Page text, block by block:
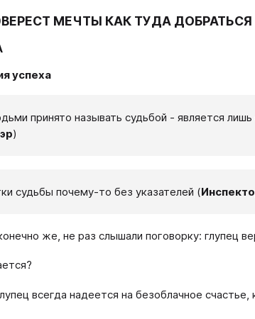
МЕЧТЫ КАК ТУДА ДОБРАТЬСЯ
успеха
принято называть судьбой - является
)
судьбы почему-то без указателей (
же, не раз слышали поговорку: глупец
всегда надеется на безоблачное